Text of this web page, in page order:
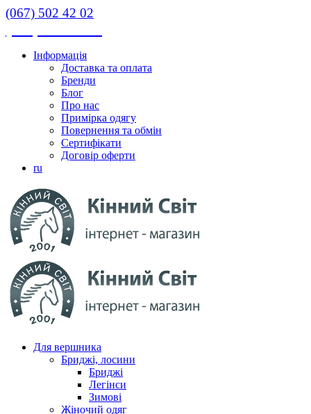
(067) 502 42 02
Інформація
Доставка та оплата
Бренди
Блог
Про нас
Примірка одягу
Повернення та обмін
Сертифікати
Договір оферти
ru
Для вершника
Бриджі, лосини
Бриджі
Легінси
Зимові
Жіночий одяг